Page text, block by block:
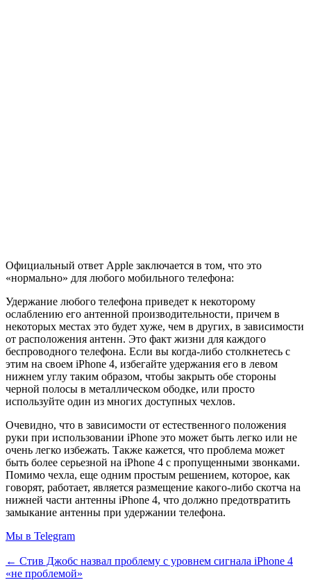
Официальный ответ Apple заключается в том, что это
«нормально» для любого мобильного телефона:
Удержание любого телефона приведет к некоторому
ослаблению его антенной производительности, причем в
некоторых местах это будет хуже, чем в других, в зависимости
от расположения антенн. Это факт жизни для каждого
беспроводного телефона. Если вы когда-либо столкнетесь с
этим на своем iPhone 4, избегайте удержания его в левом
нижнем углу таким образом, чтобы закрыть обе стороны
черной полосы в металлическом ободке, или просто
используйте один из многих доступных чехлов.
Очевидно, что в зависимости от естественного положения
руки при использовании iPhone это может быть легко или не
очень легко избежать. Также кажется, что проблема может
быть более серьезной на iPhone 4 с пропущенными звонками.
Помимо чехла, еще одним простым решением, которое, как
говорят, работает, является размещение какого-либо скотча на
нижней части антенны iPhone 4, что должно предотвратить
замыкание антенны при удержании телефона.
Мы в Telegram
← Стив Джобс назвал проблему с уровнем сигнала iPhone 4
«не проблемой»